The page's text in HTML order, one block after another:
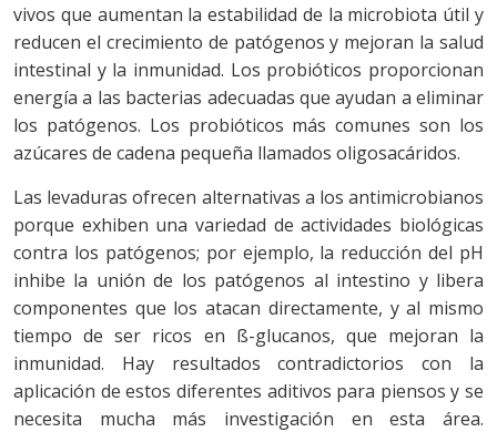
vivos que aumentan la estabilidad de la microbiota útil y
reducen el crecimiento de patógenos y mejoran la salud
intestinal y la inmunidad. Los probióticos proporcionan
energía a las bacterias adecuadas que ayudan a eliminar
los patógenos. Los probióticos más comunes son los
azúcares de cadena pequeña llamados oligosacáridos.
Las levaduras ofrecen alternativas a los antimicrobianos
porque exhiben una variedad de actividades biológicas
contra los patógenos; por ejemplo, la reducción del pH
inhibe la unión de los patógenos al intestino y libera
componentes que los atacan directamente, y al mismo
tiempo de ser ricos en ß-glucanos, que mejoran la
inmunidad. Hay resultados contradictorios con la
aplicación de estos diferentes aditivos para piensos y se
necesita mucha más investigación en esta área.